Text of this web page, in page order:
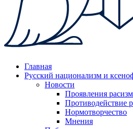
Главная
Русский национализм и
Новости
Проявления
Противодействие
Нормотворчество
Мнения